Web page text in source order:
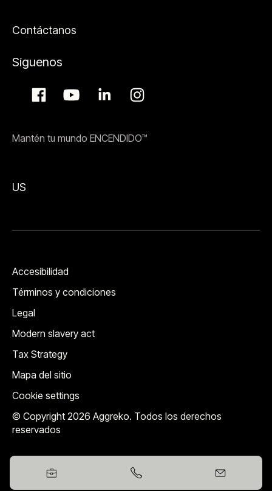
Contáctanos
Síguenos
Mantén tu mundo ENCENDIDO™
US
© Copyright 2026 Aggreko. Todos los derechos
reservados
Accesibilidad
Términos y condiciones
Legal
Modern slavery act
Tax Strategy
Mapa del sitio
Cookie settings